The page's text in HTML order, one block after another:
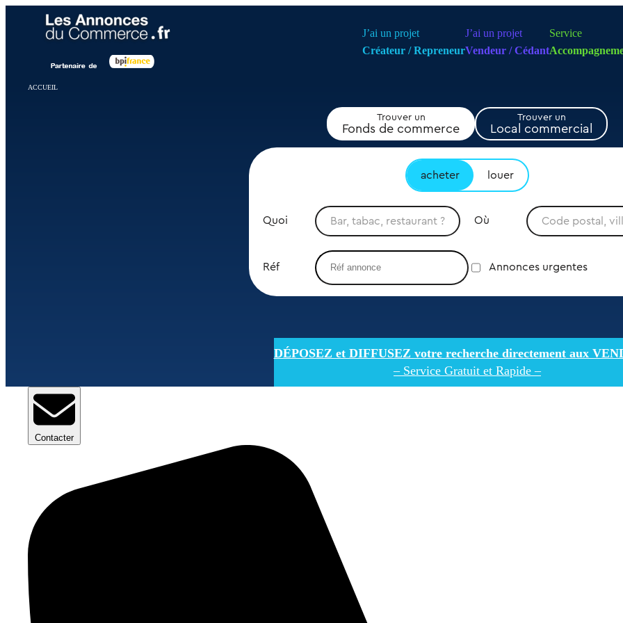
J’ai un projet
Créateur / Repreneur
J’ai un projet
Vendeur / Cédant
Service
ACCUEIL
Trouver un
Fonds de commerce
Trouver un
Local commercial
acheter louer
Quoi Où
Réf Annonces urgentes
DÉPOSEZ et DIFFUSEZ votre recherche directement aux
– Service Gratuit et Rapide –
Contacter
Panneau de gestion des cookies